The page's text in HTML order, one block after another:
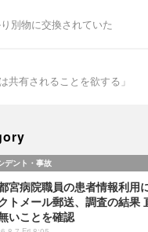
別物に交換されていた
有されることを欲する」
デント・事故
宮病院職員の患者情報利用
トメール郵送、調査の結果
いことを確認